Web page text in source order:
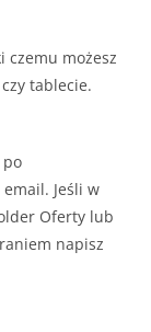
czemu możesz
tablecie.
po
Jeśli w
Oferty lub
napisz